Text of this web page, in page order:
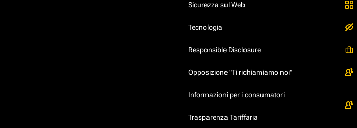
Sicurezza sul Web
Tecnologia
Responsible Disclosure
Opposizione "Ti richiamiamo noi"
Informazioni per i consumatori
Trasparenza Tariffaria